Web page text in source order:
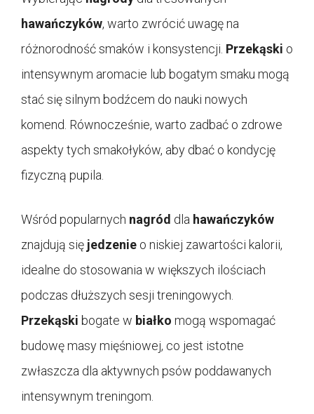
hawańczyków, warto zwrócić uwagę na
różnorodność smaków i konsystencji. Przekąski o
intensywnym aromacie lub bogatym smaku mogą
stać się silnym bodźcem do nauki nowych
komend. Równocześnie, warto zadbać o zdrowe
aspekty tych smakołyków, aby dbać o kondycję
fizyczną pupila.
Wśród popularnych nagród dla hawańczyków
znajdują się jedzenie o niskiej zawartości kalorii,
idealne do stosowania w większych ilościach
podczas dłuższych sesji treningowych.
Przekąski bogate w białko mogą wspomagać
budowę masy mięśniowej, co jest istotne
zwłaszcza dla aktywnych psów poddawanych
intensywnym treningom.